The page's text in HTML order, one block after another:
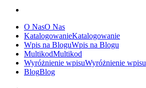
O NasO Nas
KatalogowanieKatalogowanie
Wpis na BloguWpis na Blogu
MultikodMultikod
Wyróżnienie wpisuWyróżnienie wpisu
BlogBlog